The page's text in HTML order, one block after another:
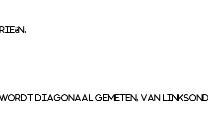
diagonaal gemeten, van